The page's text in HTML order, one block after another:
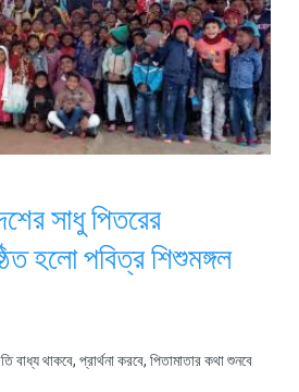
সাধু পিতরের
হলো পবিত্র শিশুমঙ্গল
বাধ্য থাকবে, প্রার্থনা করবে, পিতামাতার কথা শুনবে